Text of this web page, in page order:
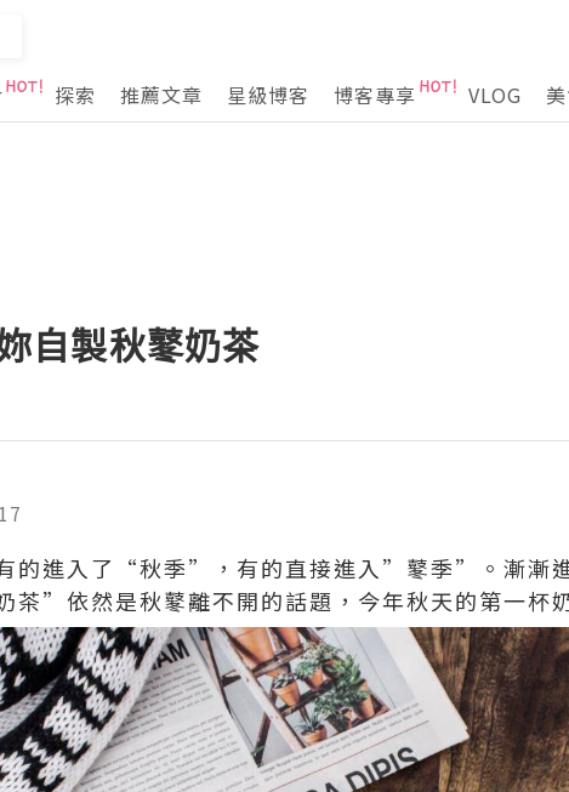
探索 推薦文章 星級博客 博客專享 VLOG
自製秋鼕奶茶
的進入了“秋季”，有的直接進入”鼕季”。漸漸
茶”依然是秋鼕離不開的話題，今年秋天的第一杯